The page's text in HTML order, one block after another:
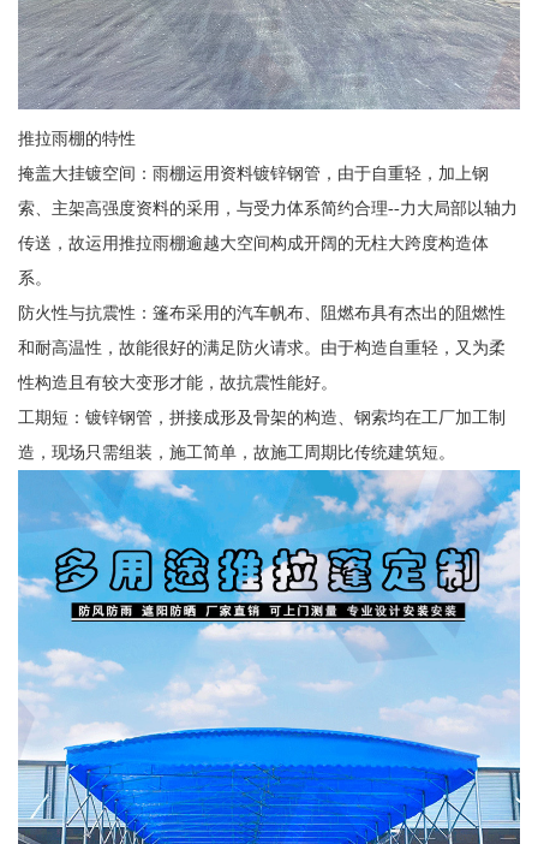
推拉雨棚的特性
掩盖大挂镀空间：雨棚运用资料镀锌钢管，由于自重轻，加上钢
索、主架高强度资料的采用，与受力体系简约合理--力大局部以轴力
传送，故运用推拉雨棚逾越大空间构成开阔的无柱大跨度构造体
系。
防火性与抗震性：篷布采用的汽车帆布、阻燃布具有杰出的阻燃性
和耐高温性，故能很好的满足防火请求。由于构造自重轻，又为柔
性构造且有较大变形才能，故抗震性能好。
工期短：镀锌钢管，拼接成形及骨架的构造、钢索均在工厂加工制
造，现场只需组装，施工简单，故施工周期比传统建筑短。